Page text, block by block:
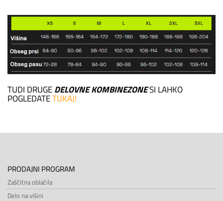
TUDI DRUGEDELOVNE KOMBINEZONESI LAHKO
POGLEDATETUKAJ!
PRODAJNI PROGRAM
Zaščitna oblačila
Delo na višini